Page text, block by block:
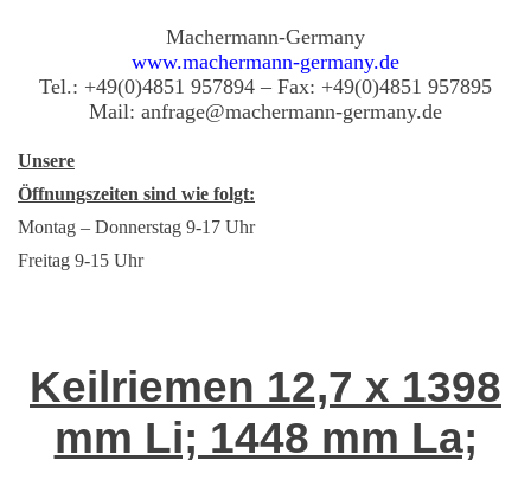
Machermann-Germany
www.machermann-germany.de
Tel.: +49(0)4851 957894 – Fax: +49(0)4851 957895
Mail: anfrage@machermann-germany.de
Unsere
Öffnungszeiten sind wie folgt:
Montag – Donnerstag 9-17 Uhr
Freitag 9-15 Uhr
Keilriemen 12,7 x 1398
mm Li; 1448 mm La;